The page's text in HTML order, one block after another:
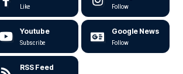
Like Follow
Youtube
Subscribe
Google News
Follow
RSS Feed